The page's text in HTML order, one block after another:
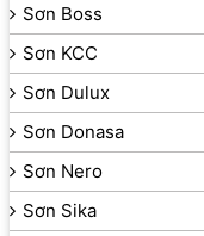
Sơn Boss
Sơn KCC
Sơn Dulux
Sơn Donasa
Sơn Nero
Sơn Sika